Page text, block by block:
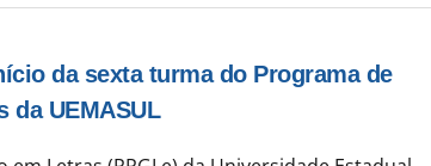
da sexta turma do Programa de
da UEMASUL